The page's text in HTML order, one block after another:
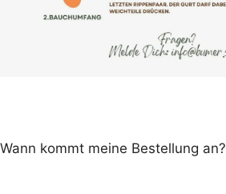
Wann kommt meine Bestellung an?